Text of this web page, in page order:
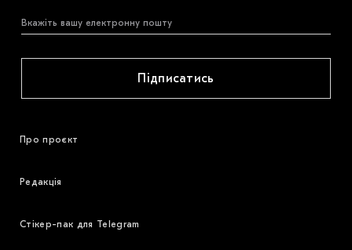
Підписатись
Про проєкт
Редакція
Стікер-пак для Telegram